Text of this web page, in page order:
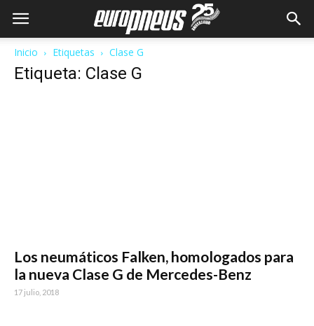
Inicio Etiquetas Clase G
Etiqueta: Clase G
Los neumáticos Falken, homologados para
la nueva Clase G de Mercedes-Benz
17 julio, 2018